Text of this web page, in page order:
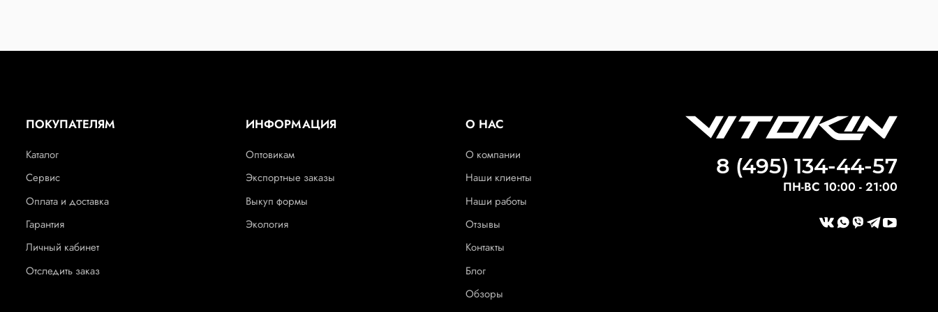
ПОКУПАТЕЛЯМ
Каталог
Сервис
Оплата и доставка
Гарантия
Личный кабинет
Отследить заказ
ИНФОРМАЦИЯ
Оптовикам
Экспортные заказы
Выкуп формы
Экология
О НАС
О компании
Наши клиенты
Наши работы
Отзывы
Контакты
Блог
Обзоры
8 (495) 134-44-57
ПН-ВС 10:00 - 21:00